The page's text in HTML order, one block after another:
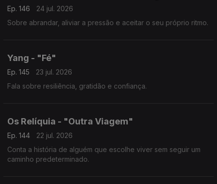
Ep. 146
24 jul. 2026
Sobre abrandar, aliviar a pressão e aceitar o seu próprio ritmo.
Yang - "Fé"
Ep. 145
23 jul. 2026
Fala sobre resiliência, gratidão e confiança.
Os Relíquia - "Outra Viagem"
Ep. 144
22 jul. 2026
Conta a história de alguém que escolhe viver sem seguir um
caminho predeterminado.